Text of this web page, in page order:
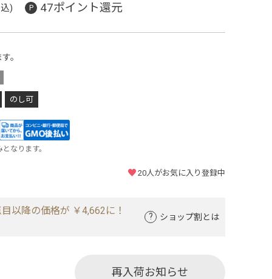
) 47ポイント還元
。
のし可
なります。
20人がお気に入り登録中
以降の価格が ￥4,662に！
ショップ割とは
再入荷お知らせ